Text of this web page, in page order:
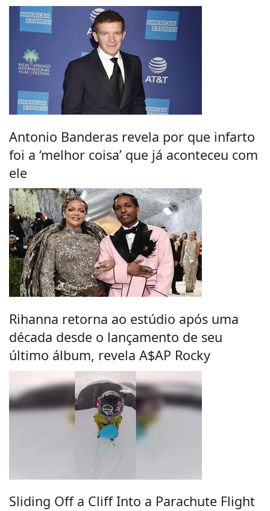
Antonio Banderas revela por que infarto
foi a ‘melhor coisa’ que já aconteceu com
ele
Rihanna retorna ao estúdio após uma
década desde o lançamento de seu
último álbum, revela A$AP Rocky
Sliding Off a Cliff Into a Parachute Flight